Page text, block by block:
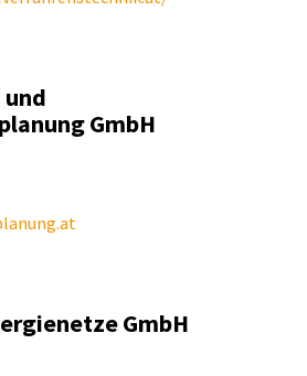
und
GmbH
GmbH